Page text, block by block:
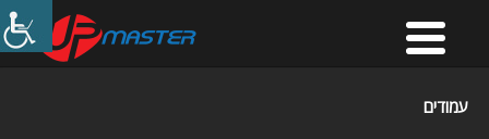
עמודים